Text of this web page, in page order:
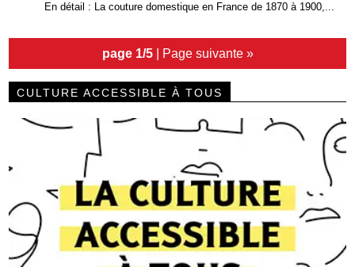
En détail : La couture domestique en France de 1870 à 1900,...
page 1/5| Page suivante »
CULTURE ACCESSIBLE À TOUS